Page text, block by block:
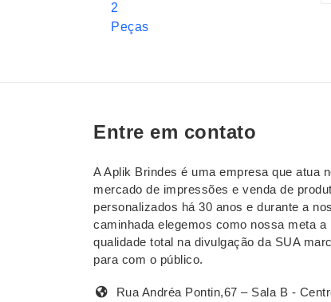
Entre em contato
A Aplik Brindes é uma empresa que atua
mercado de impressões e venda de
personalizados há 30 anos e durante a
caminhada elegemos como nossa meta a
qualidade total na divulgação da SUA
para com o público.
Rua Andréa Pontin,67 – Sala B -